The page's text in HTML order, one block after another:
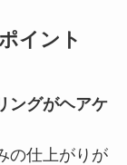
イント
ングがヘアケ
の仕上がりが